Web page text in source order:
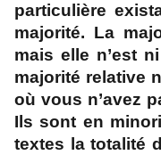
particulière
majorité. La
mais elle n’est
majorité relative
où vous n’avez
Ils sont en
textes la totalité